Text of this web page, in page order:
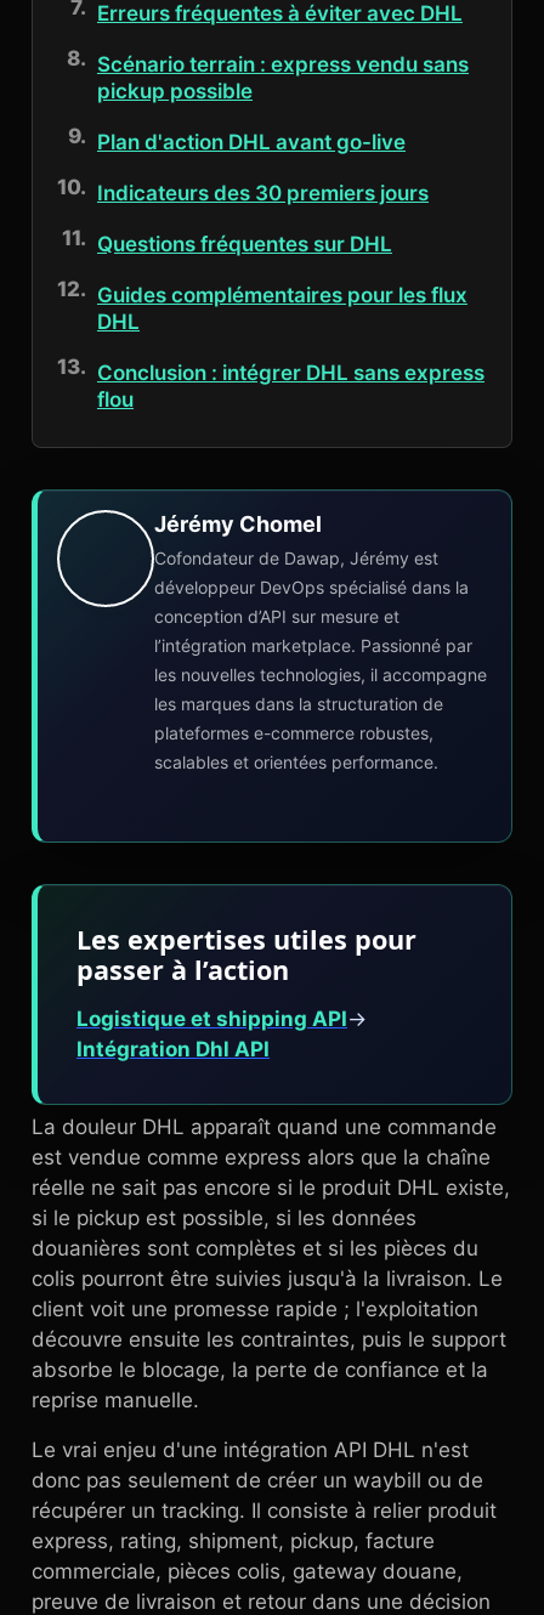
Erreurs fréquentes à éviter avec DHL
Scénario terrain : express vendu sans
pickup possible
Plan d'action DHL avant go-live
Indicateurs des 30 premiers jours
Questions fréquentes sur DHL
Guides complémentaires pour les flux
DHL
Conclusion : intégrer DHL sans express
flou
Jérémy Chomel
Cofondateur de Dawap, Jérémy est
développeur DevOps spécialisé dans la
conception d’API sur mesure et
l’intégration marketplace. Passionné par
les nouvelles technologies, il accompagne
les marques dans la structuration de
plateformes e-commerce robustes,
scalables et orientées performance.
Les expertises utiles pour
passer à l’action
Logistique et shipping API→
Intégration Dhl API
La douleur DHL apparaît quand une commande
est vendue comme express alors que la chaîne
réelle ne sait pas encore si le produit DHL existe,
si le pickup est possible, si les données
douanières sont complètes et si les pièces du
colis pourront être suivies jusqu'à la livraison. Le
client voit une promesse rapide ; l'exploitation
découvre ensuite les contraintes, puis le support
absorbe le blocage, la perte de confiance et la
reprise manuelle.
Le vrai enjeu d'une intégration API DHL n'est
donc pas seulement de créer un waybill ou de
récupérer un tracking. Il consiste à relier produit
express, rating, shipment, pickup, facture
commerciale, pièces colis, gateway douane,
preuve de livraison et retour dans une décision